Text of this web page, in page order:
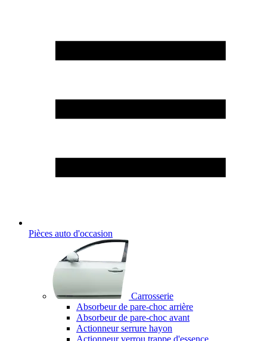
Pièces auto d'occasion
Carrosserie
Absorbeur de pare-choc arrière
Absorbeur de pare-choc avant
Actionneur serrure hayon
Actionneur verrou trappe d'essence